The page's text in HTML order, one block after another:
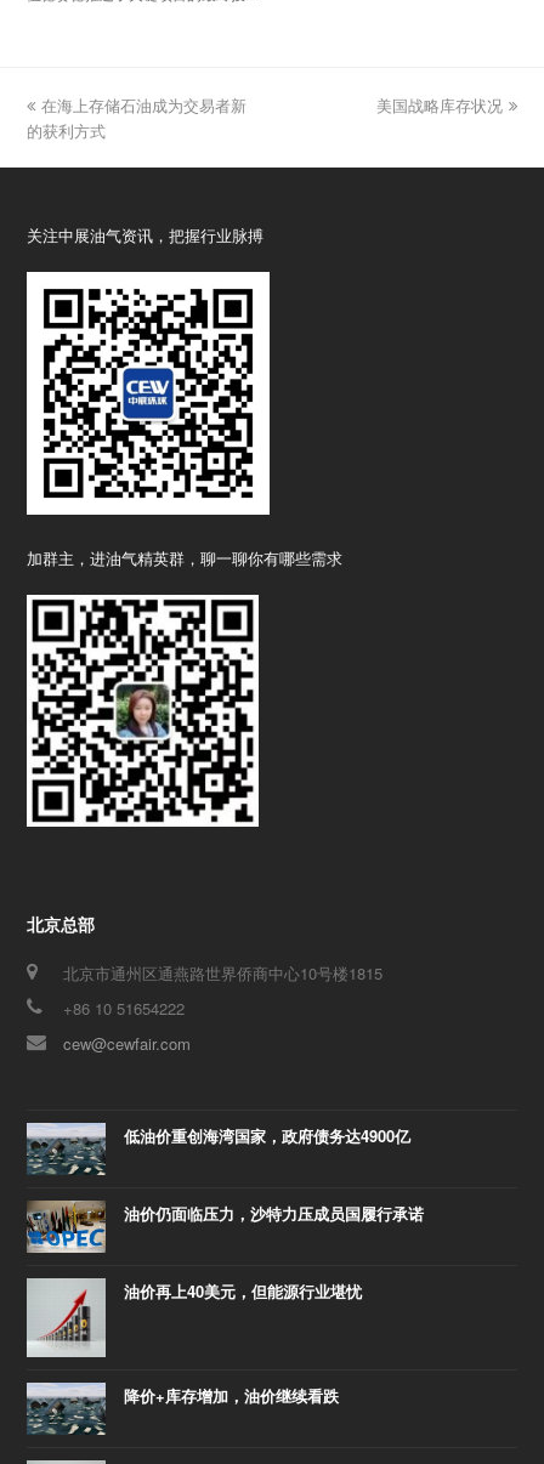
previous
post:
在海上存储石油成为交易者新
的获利方式
next
美国战略库存状况
关注中展油气资讯，把握行业脉搏
加群主，进油气精英群，聊一聊你有哪些需求
北京总部
北京市通州区通燕路世界侨商中心10号楼1815
+86 10 51654222
cew@cewfair.com
低油价重创海湾国家，政府债务达4900亿
油价仍面临压力，沙特力压成员国履行承诺
油价再上40美元，但能源行业堪忧
降价+库存增加，油价继续看跌